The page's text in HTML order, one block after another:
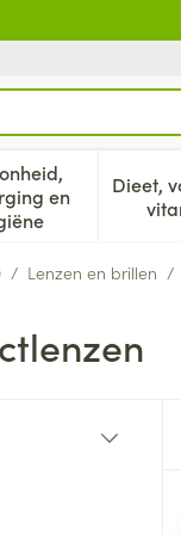
en
Toon submenu
Dieet,
/ Lenzen en brillen /